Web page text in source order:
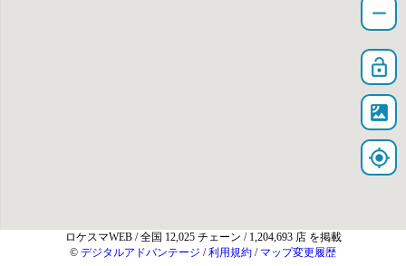
remove
lock_open
satellite
my_location
ロケスマWEB / 全国 12,025 チェーン / 1,204,693 店 を掲載
© デジタルアドバンテージ /利用規約 / マップ変更履歴